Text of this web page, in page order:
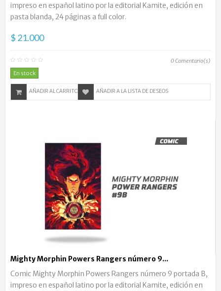
impreso en español latino por la editorial Kamite, edición en
pasta blanda, 24 páginas a full color.
$ 21.000
0Comentario(s)
En stock
AÑADIR AL CARRITO AÑADIR A LA LISTA DE DESEOS
Mighty Morphin Powers Rangers número 9...
Comic Mighty Morphin Powers Rangers número 9 portada B,
impreso en español latino por la editorial Kamite, edición en